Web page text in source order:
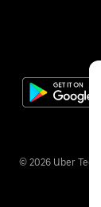
© 2026 Uber